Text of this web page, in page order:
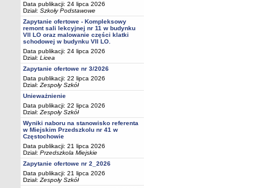
Data publikacji: 24 lipca 2026
Dział: Szkoły Podstawowe
Zapytanie ofertowe - Kompleksowy
remont sali lekcyjnej nr 11 w budynku
VII LO oraz malowanie części klatki
schodowej w budynku VII LO.
Data publikacji: 24 lipca 2026
Dział: Licea
Zapytanie ofertowe nr 3/2026
Data publikacji: 22 lipca 2026
Dział: Zespoły Szkół
Unieważnienie
Data publikacji: 22 lipca 2026
Dział: Zespoły Szkół
Wyniki naboru na stanowisko referenta
w Miejskim Przedszkolu nr 41 w
Częstochowie
Data publikacji: 21 lipca 2026
Dział: Przedszkola Miejskie
Zapytanie ofertowe nr 2_2026
Data publikacji: 21 lipca 2026
Dział: Zespoły Szkół